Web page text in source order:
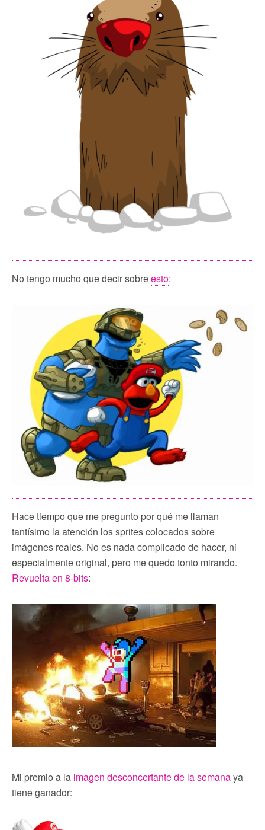
No tengo mucho que decir sobreesto:
Hace tiempo que me pregunto por qué me llaman
tantísimo la atención los sprites colocados sobre
imágenes reales. No es nada complicado de hacer, ni
especialmente original, pero me quedo tonto mirando.
Revuelta en 8-bits:
Mi premio a la imagen desconcertante de la semanaya
tiene ganador: